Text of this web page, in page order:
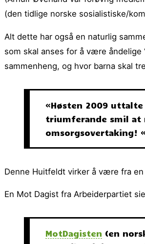
(den tidlige norske sosialistiske/
Alt dette har også en naturlig
som skal anses for å være åndelige
sammenheng, og hvor barna skal
«Høsten 2009
triumferande smil at
omsorgsovertaking! «
Denne Huitfeldt virker å være fra
En Mot Dagist fra Arbeiderpartiet
MotDagisten (en